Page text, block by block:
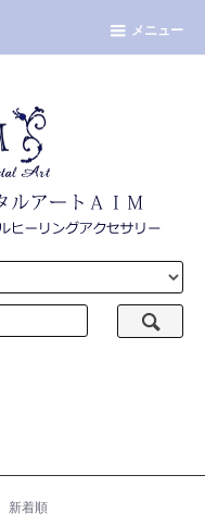
メニュー
新着順